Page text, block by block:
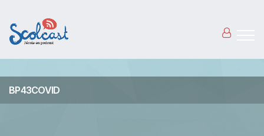
BP43COVID